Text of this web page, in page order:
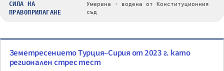
СИЛА НА
ПРАВОПРИЛАГАНЕ
Умерена · водена от Конституционния
съд
Земетресението Турция–Сирия от 2023 г. като
регионален стрес тест